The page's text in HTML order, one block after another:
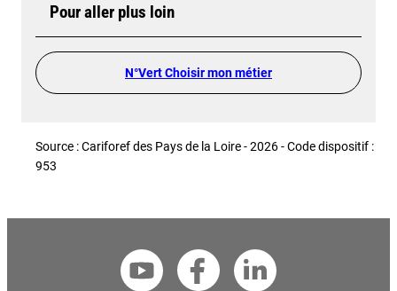
Pour aller plus loin
N°Vert Choisir mon métier
Source : Cariforef des Pays de la Loire - 2026 - Code dispositif :
953